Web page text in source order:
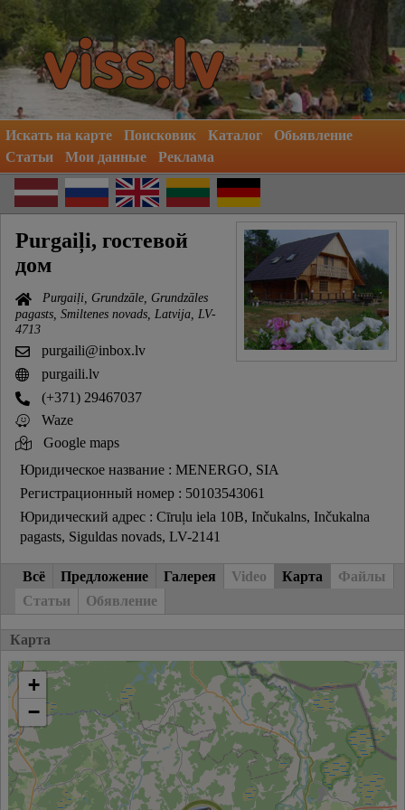
Искать на карте Поисковик Каталог
Обьявление
Статьи
Мои данные Реклама
Purgaiļi, гостевой
дом
Purgaiļi, Grundzāle, Grundzāles
pagasts, Smiltenes novads, Latvija, LV-
4713
purgaili@inbox.lv
purgaili.lv
(+371) 29467037
Waze
Google maps
Юридическое название : MENERGO, SIA
Регистрационный номер : 50103543061
Юридический адрес : Cīruļu iela 10B, Inčukalns, Inčukalna
pagasts, Siguldas novads, LV-2141
Всё Предложение Галерея Video Карта
Файлы
Статьи
Обявление
Карта
+
−